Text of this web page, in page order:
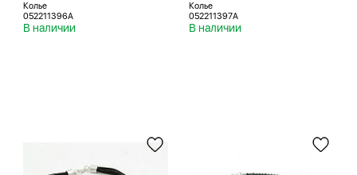
Колье
052211396A
В наличии
Колье
052211397A
В наличии